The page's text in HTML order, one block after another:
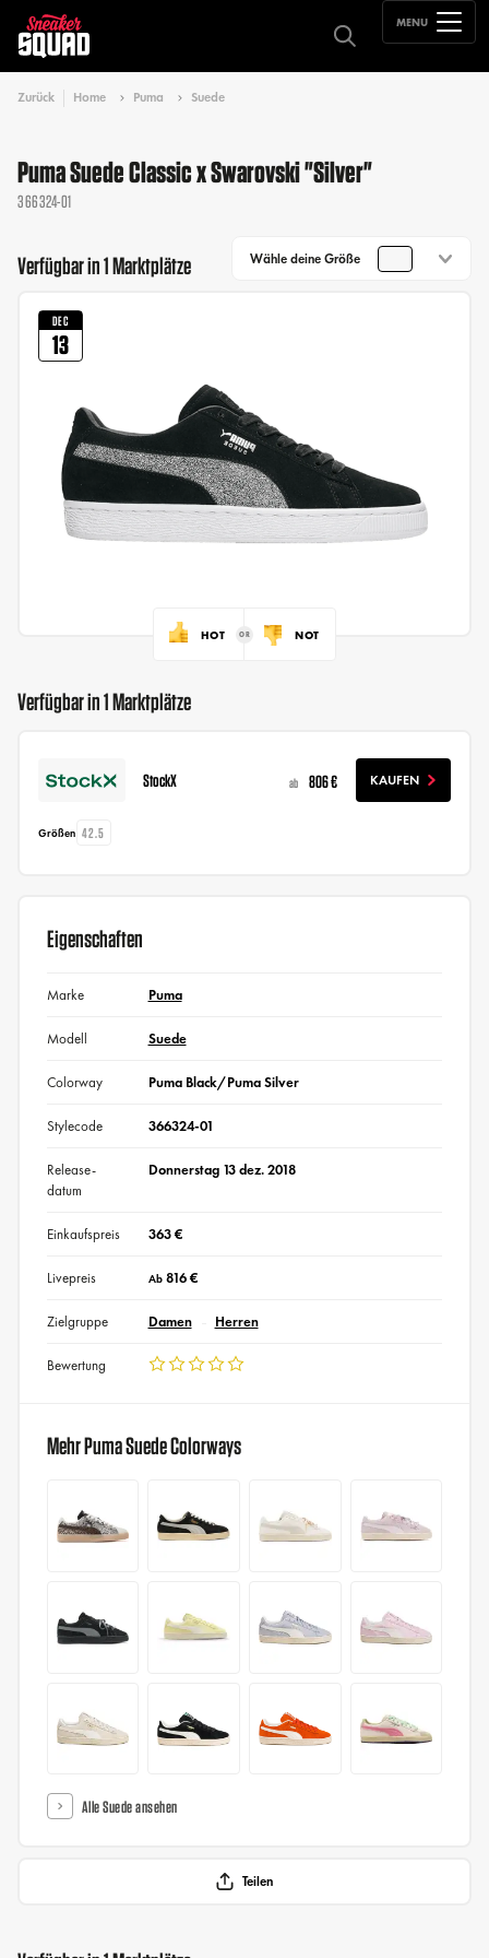
MENU
Zurück Home Puma Suede
Puma Suede Classic x Swarovski "Silver"
366324-01
Verfügbar in 1 Marktplätze Wähle deine Größe
DEC
13
HOT NOT
Verfügbar in 1 Marktplätze
StockX ab 806 € KAUFEN
Größen 42.5
Eigenschaften
Marke Puma
Modell Suede
Colorway Puma Black/Puma Silver
Stylecode 366324-01
Release-
datum
Donnerstag 13 dez. 2018
Einkaufspreis 363 €
Livepreis Ab816 €
Zielgruppe Damen Herren
Bewertung
Mehr Puma Suede Colorways
Alle Suede ansehen
Teilen